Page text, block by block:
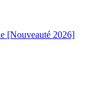
[Nouveauté 2026]